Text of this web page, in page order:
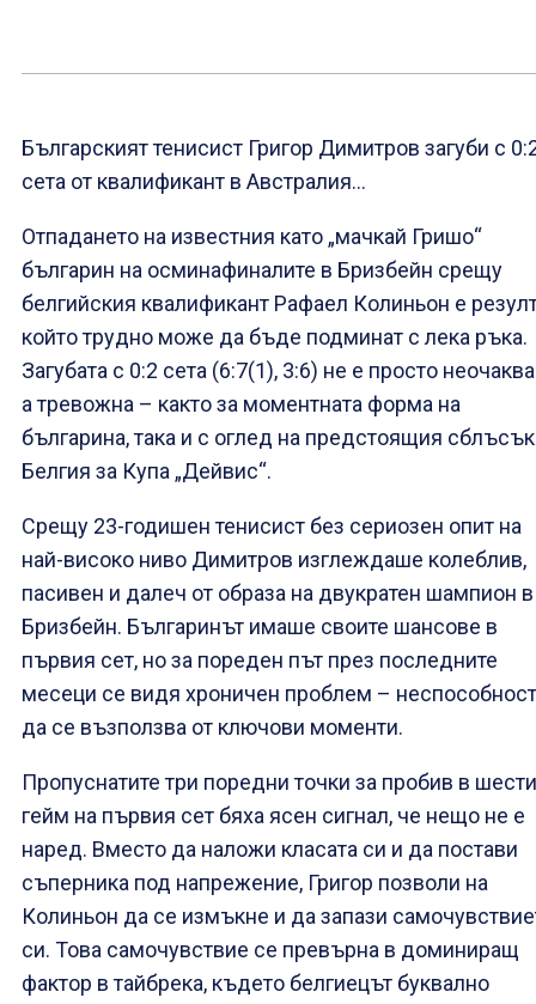
Българският тенисист Григор Димитров загуби с
сета от квалификант в Австралия…
Отпадането на известния като „мачкай Гришо“
българин на осминафиналите в Бризбейн срещу
белгийския квалификант Рафаел Колиньон е
който трудно може да бъде подминат с лека ръка.
Загубата с 0:2 сета (6:7(1), 3:6) не е просто
а тревожна – както за моментната форма на
българина, така и с оглед на предстоящия
Белгия за Купа „Дейвис“.
Срещу 23-годишен тенисист без сериозен опит на
най-високо ниво Димитров изглеждаше колеблив,
пасивен и далеч от образа на двукратен шампион в
Бризбейн. Българинът имаше своите шансове в
първия сет, но за пореден път през последните
месеци се видя хроничен проблем – неспособност
да се възползва от ключови моменти.
Пропуснатите три поредни точки за пробив в
гейм на първия сет бяха ясен сигнал, че нещо не е
наред. Вместо да наложи класата си и да постави
съперника под напрежение, Григор позволи на
Колиньон да се измъкне и да запази
си. Това самочувствие се превърна в доминиращ
фактор в тайбрека, където белгиецът буквално